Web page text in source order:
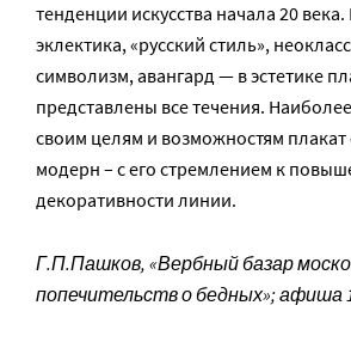
тенденции искусства начала 20
эклектика, «русский стиль»,
символизм, авангард — в эстетике
представлены все течения.
своим целям и возможностям плакат
модерн – с его стремлением к
декоративности линии.
Г.П.Пашков, «Вербный базар
попечительств о бедных»; афиша